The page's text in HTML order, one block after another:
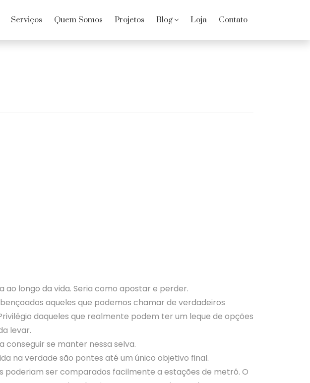
Serviços Quem Somos Projetos Blog Loja Contato
longo da vida. Seria como apostar e perder.
aqueles que podemos chamar de verdadeiros
daqueles que realmente podem ter um leque de opções
levar.
conseguir se manter nessa selva.
na verdade são pontes até um único objetivo final.
ser comparados facilmente a estações de metrô. O